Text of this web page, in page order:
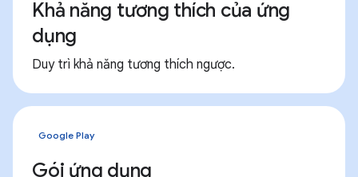
Khả năng tương thích của ứng
dụng
Duy trì khả năng tương thích ngược.
Google Play
Gói ứng dụng